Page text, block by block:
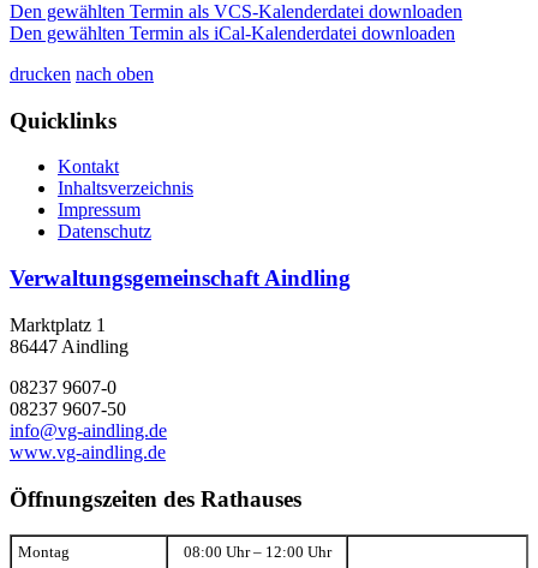
Den gewählten Termin als VCS-Kalenderdatei downloaden
Den gewählten Termin als iCal-Kalenderdatei downloaden
drucken nach oben
Quicklinks
Kontakt
Inhaltsverzeichnis
Impressum
Datenschutz
Verwaltungsgemeinschaft Aindling
Marktplatz 1
86447 Aindling
08237 9607-0
08237 9607-50
info@vg-aindling.de
www.vg-aindling.de
Öffnungszeiten des Rathauses
Montag 08:00 Uhr – 12:00 Uhr